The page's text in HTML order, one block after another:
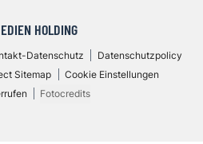
HOLDING
Datenschutz
Datenschutzpolicy
Sitemap
Cookie Einstellungen
Fotocredits